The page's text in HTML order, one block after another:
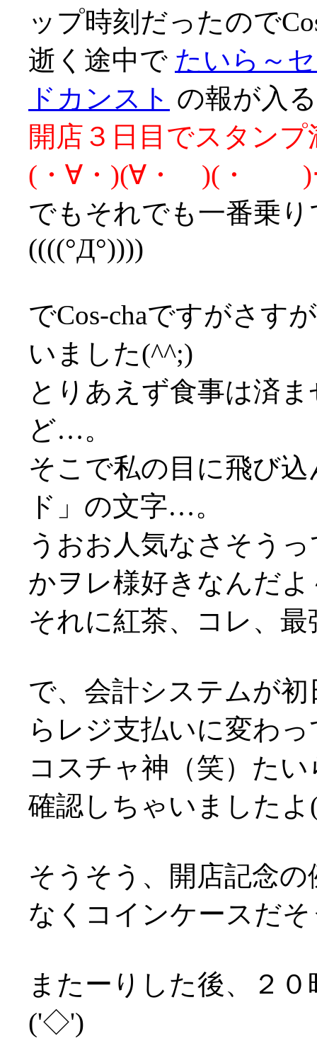
ップ時刻だったので
逝く途中で たいら～
ドカンスト の報が入
開店３日目でスタ
(・∀・)(∀・ )(・ )
でもそれでも一番乗
((((°Д°))))
でCos-chaですがさす
いました(^^;)
とりあえず食事は済
ど…。
そこで私の目に飛び
ド」の文字…。
うおお人気なさそう
かヲレ様好きなんだ
それに紅茶、コレ、最
で、会計システムが
らレジ支払いに変わ
コスチャ神（笑）た
確認しちゃいましたよ
そうそう、開店記念
なくコインケースだ
またーりした後、２
('◇')ゞ